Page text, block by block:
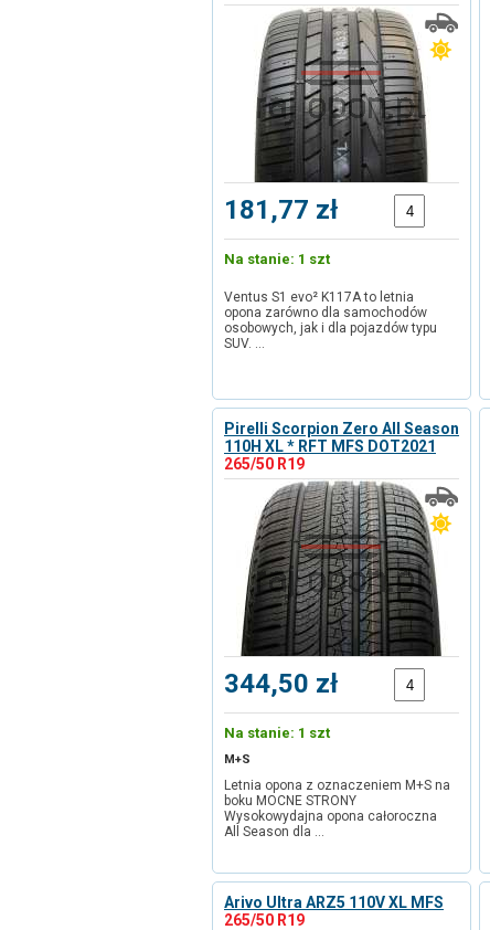
181,77 zł
Na stanie: 1 szt
Ventus S1 evo² K117A to letnia
opona zarówno dla samochodów
osobowych, jak i dla pojazdów typu
SUV. …
Pirelli Scorpion Zero All Season
110H XL * RFT MFS DOT2021
265/50 R19
344,50 zł
Na stanie: 1 szt
M+S
Letnia opona z oznaczeniem M+S na
boku MOCNE STRONY
Wysokowydajna opona całoroczna
All Season dla …
Arivo Ultra ARZ5 110V XL MFS
265/50 R19